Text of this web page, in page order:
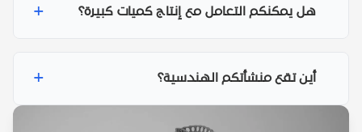
هل يمكنكم التعامل مع إنتاج كميات كبيرة؟ +
أين تقع منشأتكم الهندسية؟ +